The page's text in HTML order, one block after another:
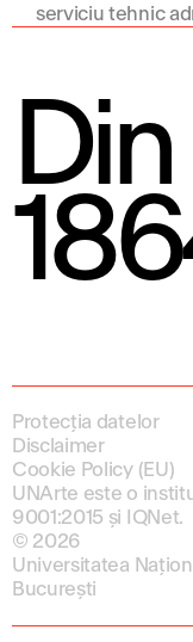
serviciu tehnic
Din
Protecția datelor
Disclaimer
Cookie Policy (EU)
UNArte este o
9001:2015 și IQNet.
© 2026
Universitatea
București